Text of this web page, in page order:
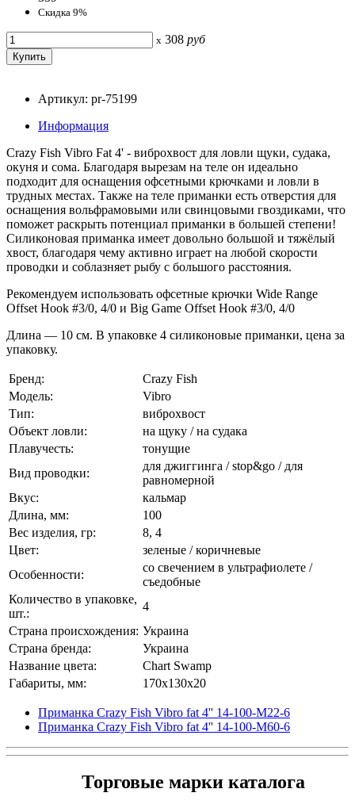
Скидка 9%
x 308 руб
Артикул: pr-75199
Информация
Crazy Fish Vibro Fat 4' - виброхвост для ловли щуки, судака,
окуня и сома. Благодаря вырезам на теле он идеально
подходит для оснащения офсетными крючками и ловли в
трудных местах. Также на теле приманки есть отверстия для
оснащения вольфрамовыми или свинцовыми гвоздиками, что
поможет раскрыть потенциал приманки в большей степени!
Силиконовая приманка имеет довольно большой и тяжёлый
хвост, благодаря чему активно играет на любой скорости
проводки и соблазняет рыбу с большого расстояния.
Рекомендуем использовать офсетные крючки Wide Range
Offset Hook #3/0, 4/0 и Big Game Offset Hook #3/0, 4/0
Длина — 10 см. В упаковке 4 силиконовые приманки, цена за
упаковку.
Бренд:
Crazy Fish
Модель:
Vibro
Тип:
виброхвост
Объект ловли:
на щуку / на судака
Плавучесть:
тонущие
Вид проводки:
для джиггинга / stop&go / для
равномерной
Вкус:
кальмар
Длина, мм:
100
Вес изделия, гр:
8, 4
Цвет:
зеленые / коричневые
Особенности:
со свечением в ультрафиолете /
съедобные
Количество в упаковке,
шт.:
4
Страна происхождения: Украина
Страна бренда:
Украина
Название цвета:
Chart Swamp
Габариты, мм:
170x130x20
Приманка Crazy Fish Vibro fat 4'' 14-100-М22-6
Приманка Crazy Fish Vibro fat 4'' 14-100-М60-6
Торговые марки каталога